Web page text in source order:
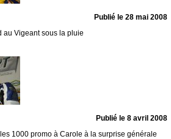
Publié le 28 mai 2008
au Vigeant sous la pluie
Publié le 8 avril 2008
1000 promo à Carole à la surprise générale